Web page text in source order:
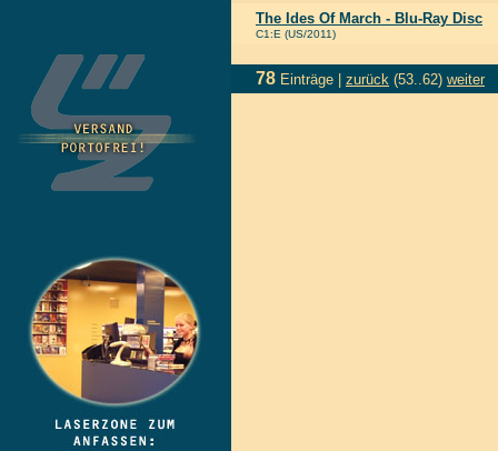
The Ides Of March - Blu-Ray Disc
C1:E (US/2011)
78 Einträge | zurück (53..62) weiter